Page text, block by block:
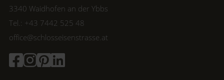
3340 Waidhofen an der Ybbs
Tel.: +43 7442 525 48
office@schlosseisenstrasse.at